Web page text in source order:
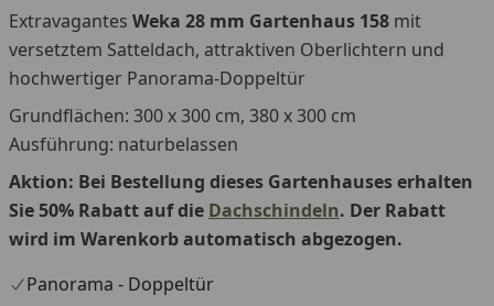
Extravagantes Weka 28 mm Gartenhaus 158 mit
versetztem Satteldach, attraktiven Oberlichtern und
hochwertiger Panorama-Doppeltür
Grundflächen: 300 x 300 cm, 380 x 300 cm
Ausführung: naturbelassen
Aktion: Bei Bestellung dieses Gartenhauses erhalten
Sie 50% Rabatt auf die Dachschindeln. Der Rabatt
wird im Warenkorb automatisch abgezogen.
Panorama - Doppeltür